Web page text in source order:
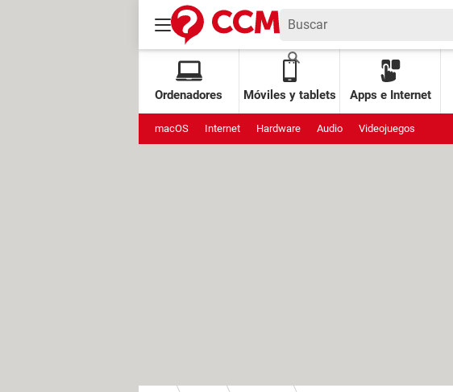
Ordenadores Móviles y tablets Apps e Internet
macOS Internet Hardware Audio Videojuegos